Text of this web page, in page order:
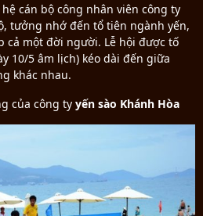
cán bộ công nhân viên công ty
tưởng nhớ đến tổ tiên ngành yến,
cả một đời người. Lễ hội được tố
10/5 âm lịch) kéo dài đến giữa
khác nhau.
của công ty yến sào Khánh Hòa